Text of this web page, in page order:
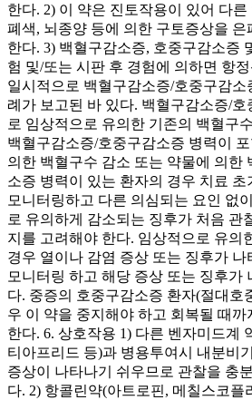
한다. 2) 이 약은 진토작용이 있어 다
폐색, 뇌종양 등에 의한 구토증상을 은
한다. 3) 백혈구감소증, 호중구감소증
험 및/또는 시판 후 경험에 의하면 항
일시적으로 백혈구감소증/호중구감
례가 보고된 바 있다. 백혈구감소증/
로 임상적으로 유의한 기존의 백혈구
백혈구감소증/호중구감소증 병력이
의한 백혈구수 감소 또는 약물에 의한
소증 병력이 있는 환자의 경우 치료
모니터링하고 다른 의심되는 요인 없
로 유의하게 감소되는 징후가 처음 관
지를 고려해야 한다. 임상적으로 유의
경우 열이나 감염 증상 또는 징후가 나
모니터링 하고 해당 증상 또는 징후가
다. 중증의 호중구감소증 환자(절대호
우 이 약을 중지해야 하고 회복될 때
한다. 6. 상호작용 1) 다른 벤자미드계
티아프리드 등)과 병용투여시 내분비
증상이 나타나기 쉬우므로 관찰을 충
다. 2) 항콜린약(아트로핀, 메칠스코플